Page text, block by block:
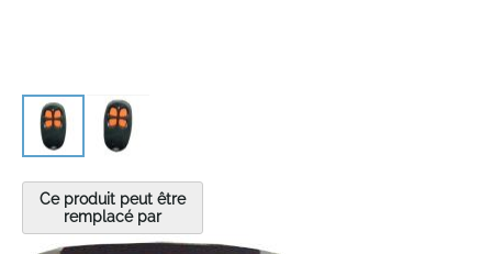
beginning
Ce produit peut être
remplacé par